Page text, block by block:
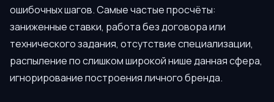
ошибочных шагов. Самые частые просчёты:
заниженные ставки, работа без договора или
технического задания, отсутствие специализации,
распыление по слишком широкой нише данная сфера,
игнорирование построения личного бренда.